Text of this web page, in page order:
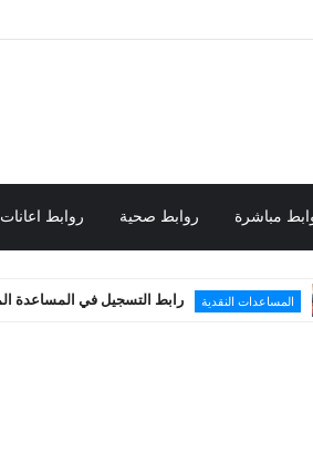
مباشرة روابط صحية روابط اعانات
رابط التسجيل في المساعدة المالية بقيمة 1250 شيكل